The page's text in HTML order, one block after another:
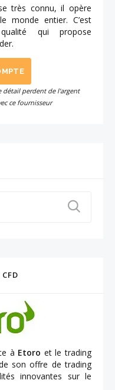
très connu, il opère
monde entier. C’est
qui propose
détail perdent de l'argent
ce fournisseur
à Etoro et le trading
son offre de trading
innovantes sur le